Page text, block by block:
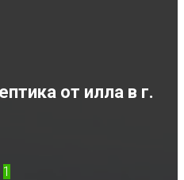
от илла в г.
1